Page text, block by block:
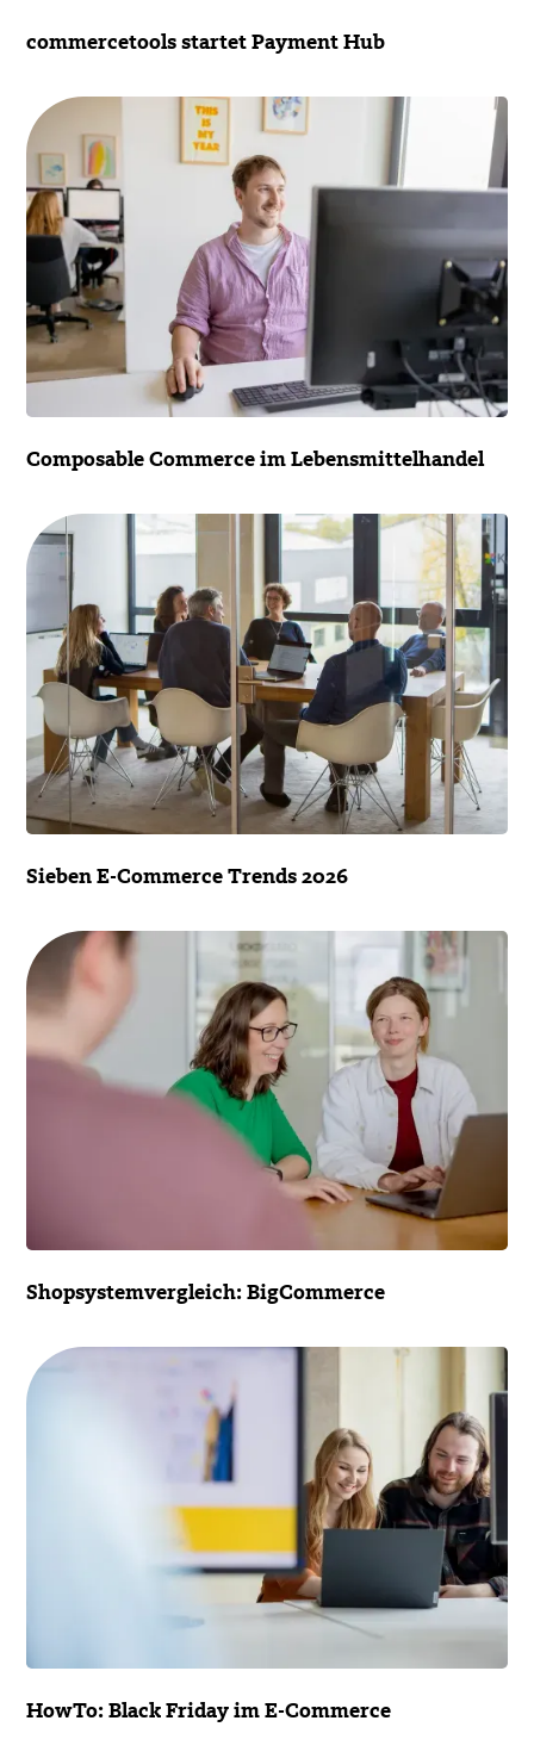
commercetools startet Payment Hub
Composable Commerce im Lebensmittelhandel
Sieben E-Commerce Trends 2026
Shopsystemvergleich: BigCommerce
HowTo: Black Friday im E-Commerce